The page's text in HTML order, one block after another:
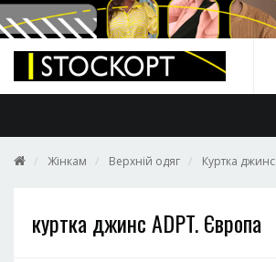
Жінкам Верхній одяг Куртка джинс
куртка джинс ADPT. Європа